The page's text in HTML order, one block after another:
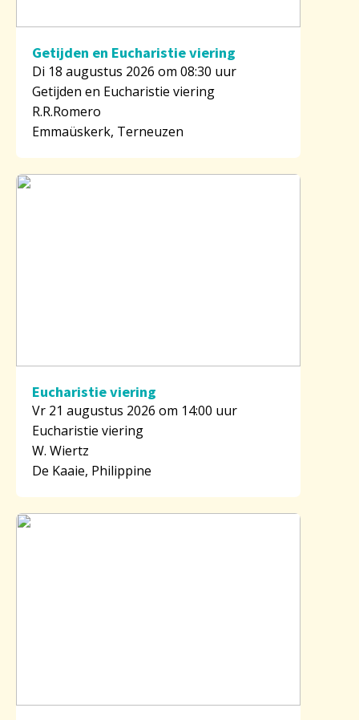
Getijden en Eucharistie viering
Di 18 augustus 2026 om 08:30 uur
Getijden en Eucharistie viering
R.R.Romero
Emmaüskerk, Terneuzen
Eucharistie viering
Vr 21 augustus 2026 om 14:00 uur
Eucharistie viering
W. Wiertz
De Kaaie, Philippine